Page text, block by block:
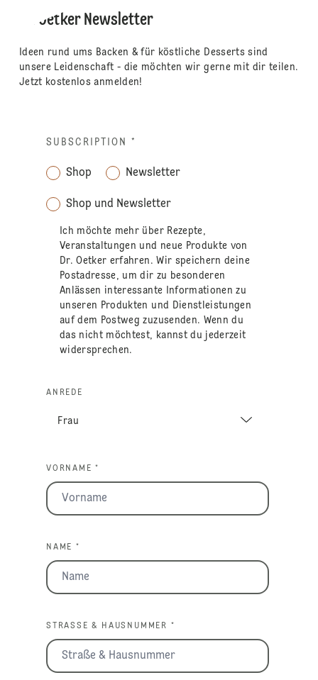
Dr. Oetker Newsletter
Ideen rund ums Backen & für köstliche Desserts sind
unsere Leidenschaft - die möchten wir gerne mit dir teilen.
Jetzt kostenlos anmelden!
SUBSCRIPTION *
Shop Newsletter
Shop und Newsletter
Ich möchte mehr über Rezepte,
Veranstaltungen und neue Produkte von
Dr. Oetker erfahren. Wir speichern deine
Postadresse, um dir zu besonderen
Anlässen interessante Informationen zu
unseren Produkten und Dienstleistungen
auf dem Postweg zuzusenden. Wenn du
das nicht möchtest, kannst du jederzeit
widersprechen.
ANREDE
VORNAME *
NAME *
STRASSE & HAUSNUMMER *